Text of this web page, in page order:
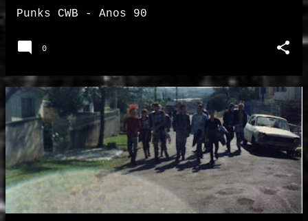
Punks CWB - Anos 90
0